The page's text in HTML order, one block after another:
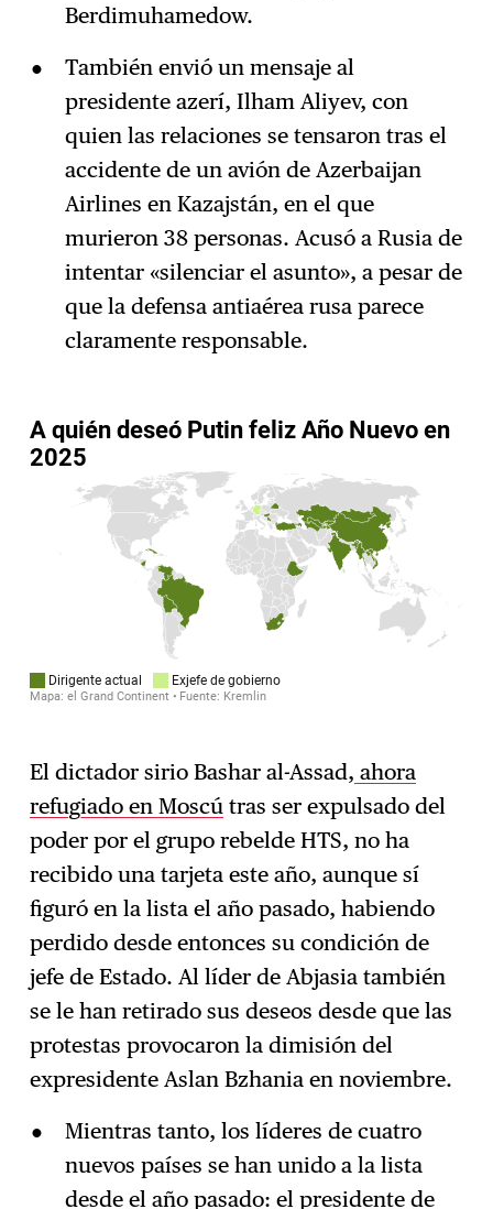
Berdimuhamedow.
También envió un mensaje al
presidente azerí, Ilham Aliyev, con
quien las relaciones se tensaron tras el
accidente de un avión de Azerbaijan
Airlines en Kazajstán, en el que
murieron 38 personas. Acusó a Rusia de
intentar «silenciar el asunto», a pesar de
que la defensa antiaérea rusa parece
claramente responsable.
El dictador sirio Bashar al-Assad, ahora
refugiado en Moscú tras ser expulsado del
poder por el grupo rebelde HTS, no ha
recibido una tarjeta este año, aunque sí
figuró en la lista el año pasado, habiendo
perdido desde entonces su condición de
jefe de Estado. Al líder de Abjasia también
se le han retirado sus deseos desde que las
protestas provocaron la dimisión del
expresidente Aslan Bzhania en noviembre.
Mientras tanto, los líderes de cuatro
nuevos países se han unido a la lista
desde el año pasado: el presidente de